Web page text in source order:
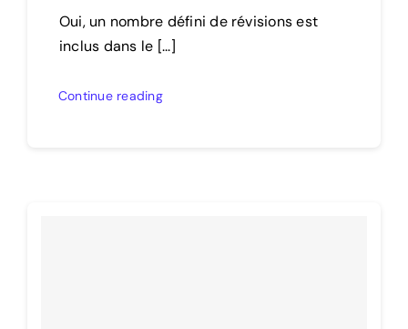
Oui, un nombre défini de révisions est
inclus dans le [...]
Continue reading